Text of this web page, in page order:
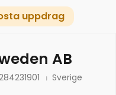
uppdrag
AB
Sverige